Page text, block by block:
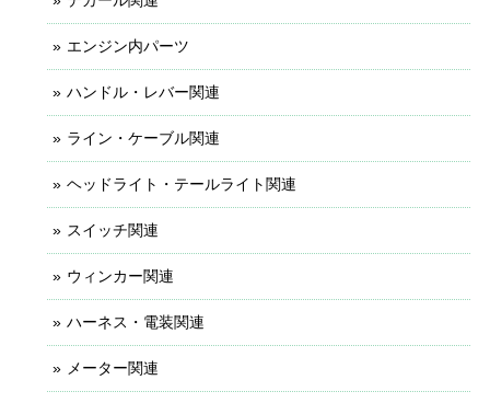
エンジン内パーツ
ハンドル・レバー関連
ライン・ケーブル関連
ヘッドライト・テールライト関連
スイッチ関連
ウィンカー関連
ハーネス・電装関連
メーター関連